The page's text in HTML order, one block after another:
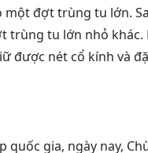
đợt trùng tu lớn.
trùng tu lớn nhỏ
được nét cổ kính và
gia, ngày nay,